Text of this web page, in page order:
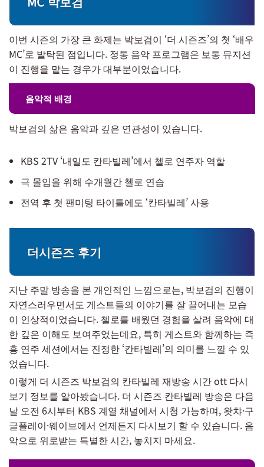
이번 시즌의 가장 큰 화제는 박보검이 ‘더 시즌즈’의 첫 ‘배우
MC’로 발탁된 점입니다. 정통 음악 프로그램은 보통 뮤지션
이 진행을 맡는 경우가 대부분이었습니다.
음악적 배경
박보검의 삶은 음악과 깊은 연관성이 있습니다.
KBS 2TV ‘내일도 칸타빌레’에서 첼로 연주자 역할
극 몰입을 위해 수개월간 첼로 연습
전역 후 첫 팬미팅 타이틀에도 ‘칸타빌레’ 사용
더시즌즈 후기
지난 주말 방송을 본 개인적인 느낌으로는, 박보검의 진행이
자연스러우면서도 게스트들의 이야기를 잘 끌어내는 모습
이 인상적이었습니다. 첼로를 배웠던 경험을 살려 음악에 대
한 깊은 이해도 보여주었는데요, 특히 게스트와 함께하는 즉
흥 연주 세션에서는 진정한 ‘칸타빌레’의 의미를 느낄 수 있
었습니다.
이렇게 더 시즌즈 박보검의 칸타빌레 재방송 시간 ott 다시
보기 정보를 알아봤습니다. 더 시즌즈 칸타빌레 방송은 다음
날 오전 6시부터 KBS 계열 채널에서 시청 가능하며, 왓챠·구
글플레이·웨이브에서 언제든지 다시보기 할 수 있습니다. 음
악으로 위로받는 특별한 시간, 놓치지 마세요.